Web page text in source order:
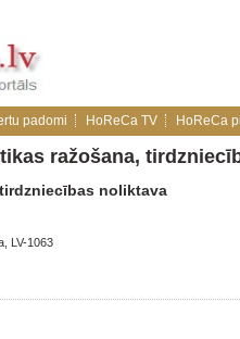
padomi HoReCa TV HoReCa
ražošana,
noliktava
LV-1063